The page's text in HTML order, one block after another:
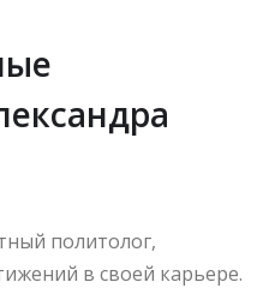
политолог,
в своей карьере.